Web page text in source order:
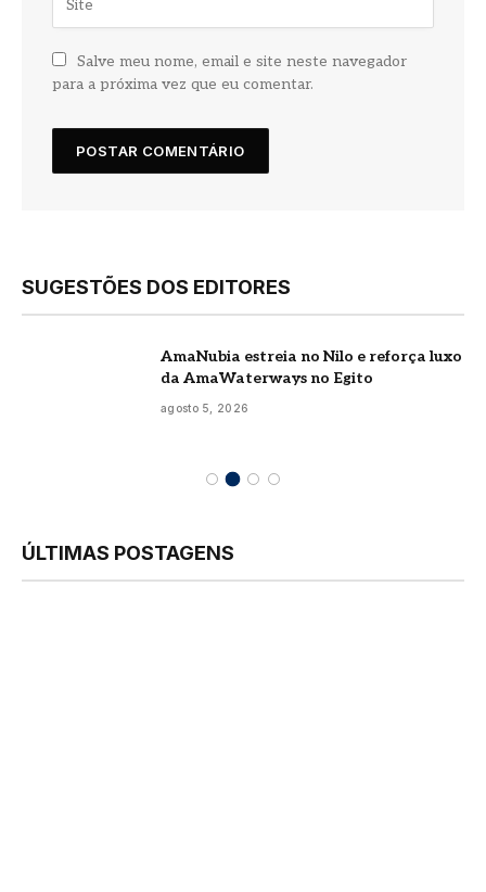
Salve meu nome, email e site neste navegador
para a próxima vez que eu comentar.
SUGESTÕES DOS EDITORES
AmaNubia estreia no Nilo e reforça luxo
da AmaWaterways no Egito
agosto 5, 2026
ÚLTIMAS POSTAGENS